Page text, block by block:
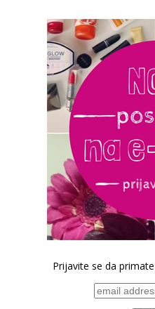
Prijavite se da